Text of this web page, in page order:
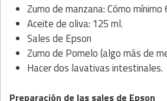
Zumo de manzana: Cómo mínimo
Aceite de oliva: 125 ml.
Sales de Epson
Zumo de Pomelo (algo más de
Hacer dos lavativas intestinales.
Preparación de las sales de Epson